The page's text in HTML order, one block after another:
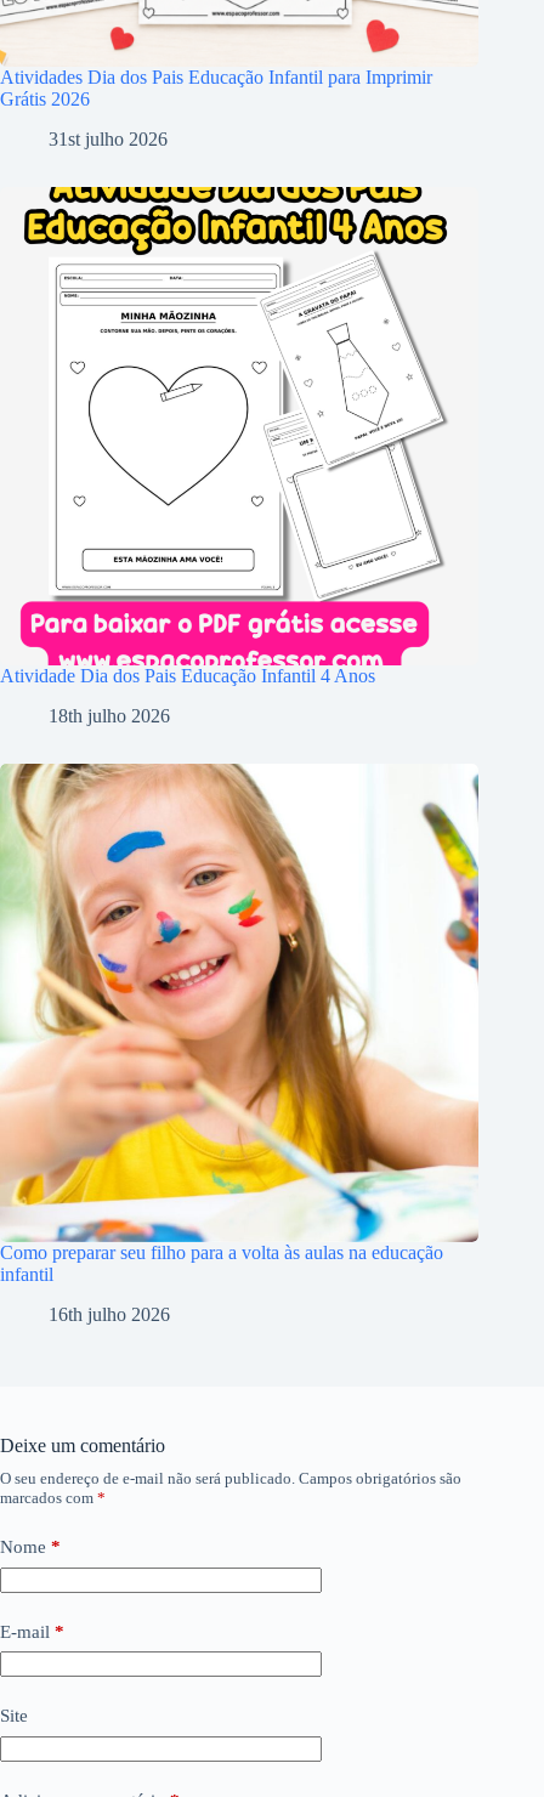
Atividades Dia dos Pais Educação Infantil para Imprimir
Grátis 2026
31st julho 2026
Atividade Dia dos Pais Educação Infantil 4 Anos
18th julho 2026
Como preparar seu filho para a volta às aulas na educação
infantil
16th julho 2026
Deixe um comentário
O seu endereço de e-mail não será publicado. Campos obrigatórios são
marcados com *
Nome *
E-mail *
Site